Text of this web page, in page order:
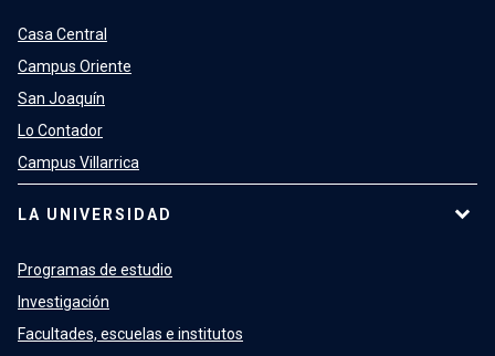
Casa Central
Campus Oriente
San Joaquín
Lo Contador
Campus Villarrica
LA UNIVERSIDAD
Programas de estudio
Investigación
Facultades, escuelas e institutos